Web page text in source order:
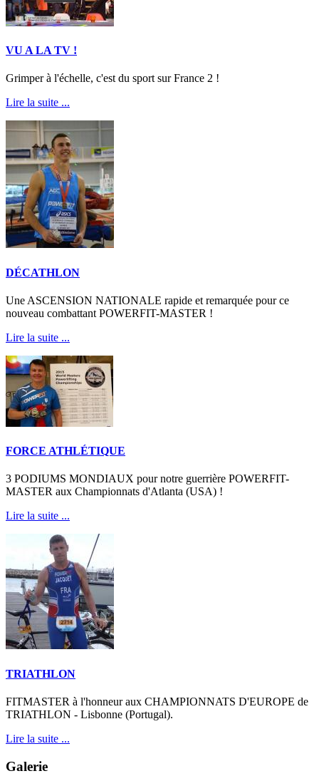
VU A LA TV !
Grimper à l'échelle, c'est du sport sur France 2 !
Lire la suite ...
DÉCATHLON
Une ASCENSION NATIONALE rapide et remarquée pour ce
nouveau combattant POWERFIT-MASTER !
Lire la suite ...
FORCE ATHLÉTIQUE
3 PODIUMS MONDIAUX pour notre guerrière POWERFIT-
MASTER aux Championnats d'Atlanta (USA) !
Lire la suite ...
TRIATHLON
FITMASTER à l'honneur aux CHAMPIONNATS D'EUROPE de
TRIATHLON - Lisbonne (Portugal).
Lire la suite ...
Galerie